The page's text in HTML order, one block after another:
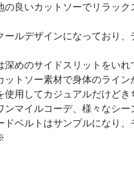
の良いカットソーでリラッ
ールデザインになっており
めのサイドスリットをいれ
ットソー素材で身体のライン
使用してカジュアルだけどき
ンマイルコーデ、様々なシー
ベルトはサンプルになり
※